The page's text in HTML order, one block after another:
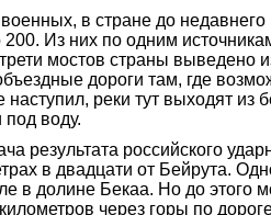
в стране до
Из них по одним
мостов страны выведено
дороги там, где
реки тут выходят из
под воду.
результата российского
в двадцати от Бейрута.
в долине Бекаа. Но до этого
через горы по